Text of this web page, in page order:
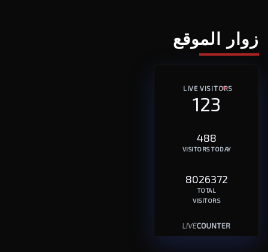
زوار الموقع
LIVE VISITORS
123
488
VISITORS TODAY
8026372
TOTAL
VISITORS